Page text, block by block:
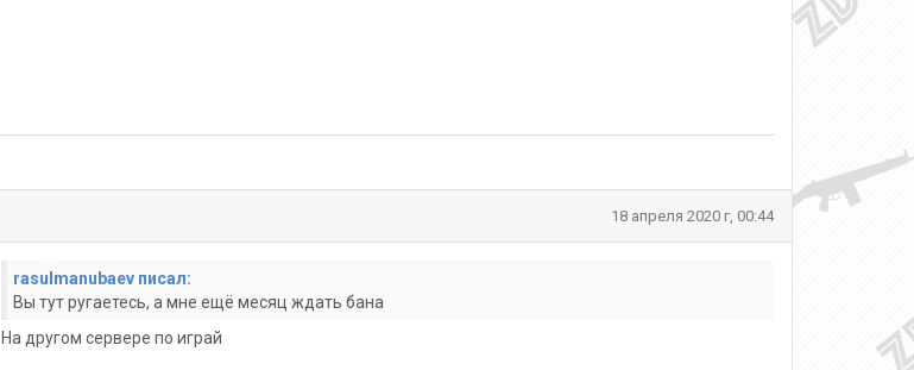
18 апреля 2020 г, 00:44
rasulmanubaev писал:
Вы тут ругаетесь, а мне ещё месяц ждать бана
На другом сервере по играй